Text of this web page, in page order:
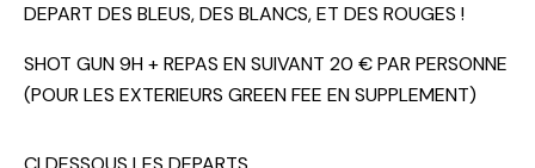
DEPART DES BLEUS, DES BLANCS, ET DES ROUGES !
SHOT GUN 9H + REPAS EN SUIVANT 20 € PAR PERSONNE
(POUR LES EXTERIEURS GREEN FEE EN SUPPLEMENT)